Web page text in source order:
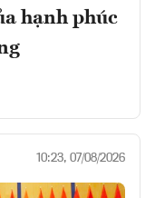
hạnh phúc
10:23, 07/08/2026